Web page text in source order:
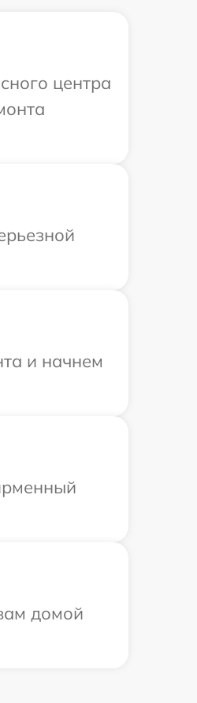
центра
и начнем
домой